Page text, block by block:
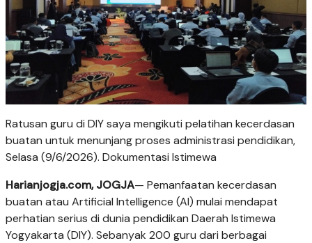
Ratusan guru di DIY saya mengikuti pelatihan kecerdasan
buatan untuk menunjang proses administrasi pendidikan,
Selasa (9/6/2026). Dokumentasi Istimewa
Harianjogja.com, JOGJA— Pemanfaatan kecerdasan
buatan atau Artificial Intelligence (AI) mulai mendapat
perhatian serius di dunia pendidikan Daerah Istimewa
Yogyakarta (DIY). Sebanyak 200 guru dari berbagai